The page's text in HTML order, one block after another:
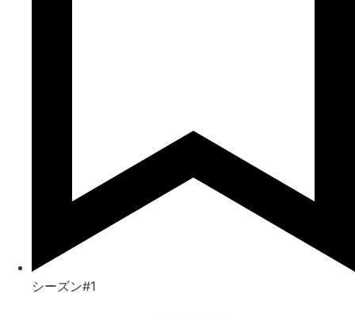
シーズン#1